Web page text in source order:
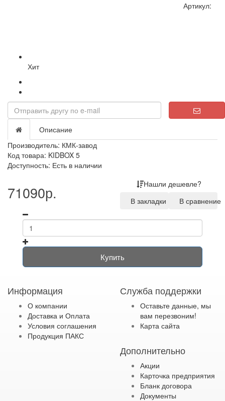
Артикул:
Хит
Описание
Производитель: КМК-завод
Код товара: KIDBOX 5
Доступность: Есть в наличии
71090р.
Нашли дешевле?
В закладки
В сравнение
Купить
Информация
О компании
Доставка и Оплата
Условия соглашения
Продукция ПАКС
Служба поддержки
Оставьте данные, мы
вам перезвоним!
Карта сайта
Дополнительно
Акции
Карточка предприятия
Бланк договора
Документы